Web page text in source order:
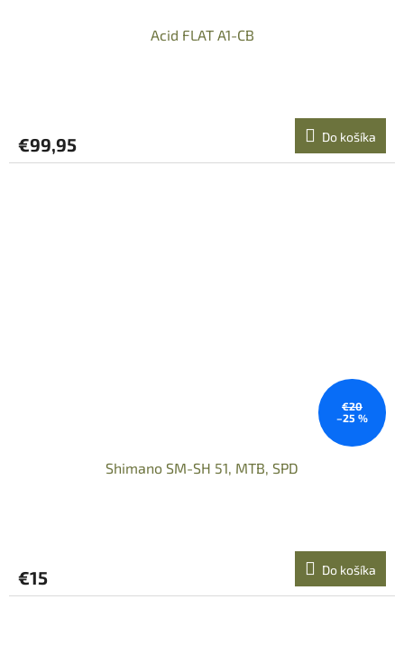
Acid FLAT A1-CB
€99,95 Do košíka
€20
–25 %
Shimano SM-SH 51, MTB, SPD
€15 Do košíka